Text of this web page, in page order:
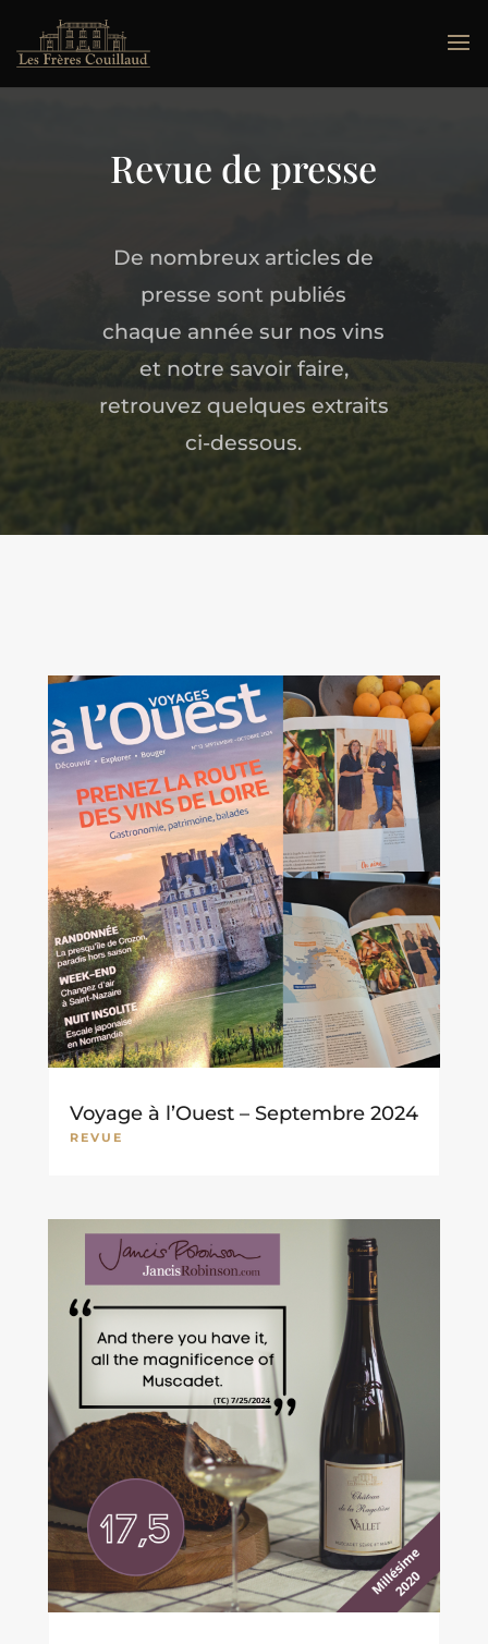
Revue de presse
De nombreux articles de
presse sont publiés
chaque année sur nos vins
et notre savoir faire,
retrouvez quelques extraits
ci-dessous.
Voyage à l’Ouest – Septembre 2024
REVUE